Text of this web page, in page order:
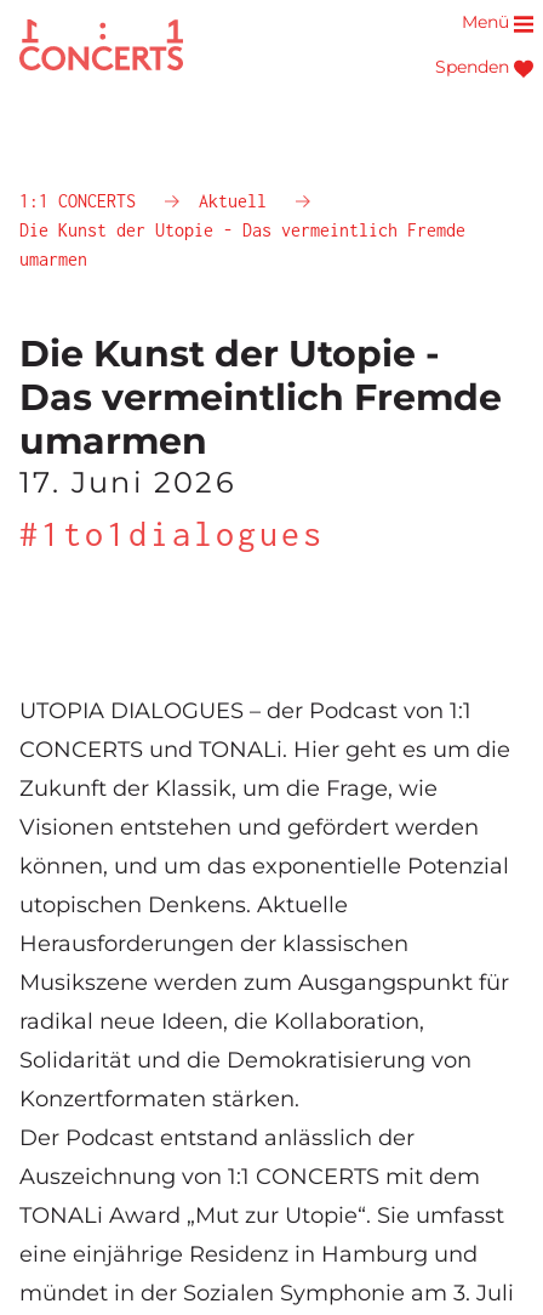
Spenden
Menü
1:1 CONCERTS
Aktuell
Die Kunst der Utopie - Das vermeintlich Fremde
umarmen
Die Kunst der Utopie -
Das vermeintlich Fremde
umarmen
17. Juni 2026
#1to1dialogues
UTOPIA DIALOGUES – der Podcast von 1:1
CONCERTS und TONALi. Hier geht es um die
Zukunft der Klassik, um die Frage, wie
Visionen entstehen und gefördert werden
können, und um das exponentielle Potenzial
utopischen Denkens. Aktuelle
Herausforderungen der klassischen
Musikszene werden zum Ausgangspunkt für
radikal neue Ideen, die Kollaboration,
Solidarität und die Demokratisierung von
Konzertformaten stärken.
Der Podcast entstand anlässlich der
Auszeichnung von 1:1 CONCERTS mit dem
TONALi Award „Mut zur Utopie“. Sie umfasst
eine einjährige Residenz in Hamburg und
mündet in der Sozialen Symphonie am 3. Juli